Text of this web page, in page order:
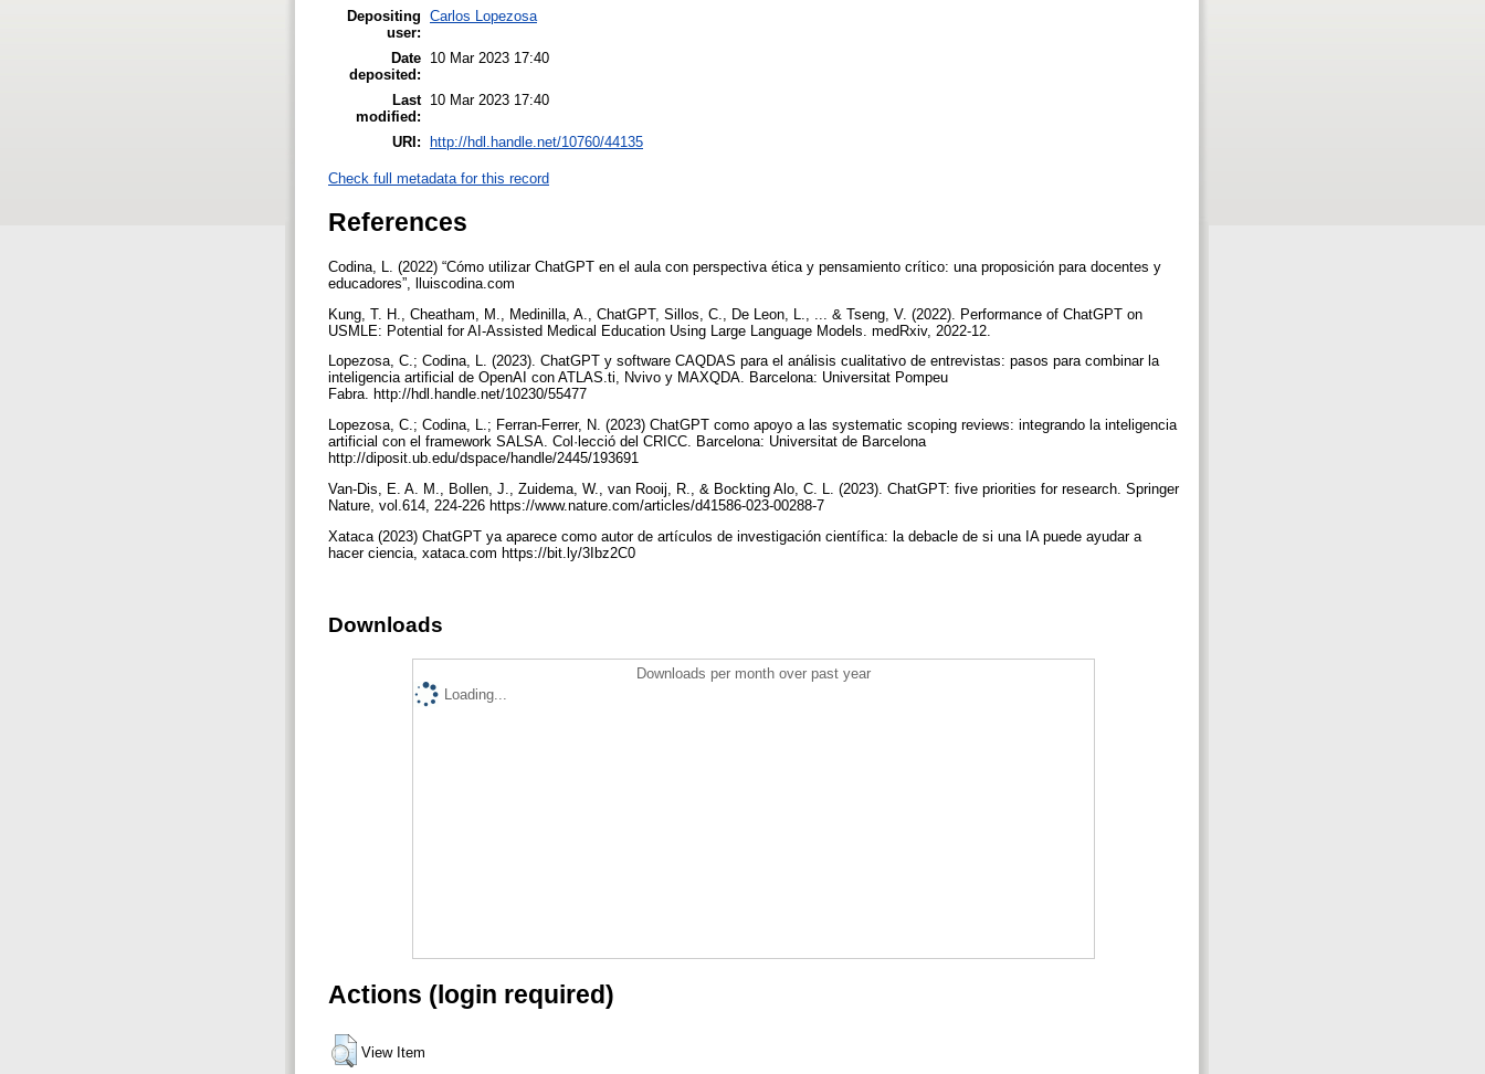
Depositing
user:
Carlos Lopezosa
Date
deposited:
10 Mar 2023 17:40
Last
modified:
10 Mar 2023 17:40
URI: http://hdl.handle.net/10760/44135
Check full metadata for this record
References
Codina, L. (2022) “Cómo utilizar ChatGPT en el aula con perspectiva ética y pensamiento crítico: una proposición para docentes y
educadores”, lluiscodina.com
Kung, T. H., Cheatham, M., Medinilla, A., ChatGPT, Sillos, C., De Leon, L., ... & Tseng, V. (2022). Performance of ChatGPT on
USMLE: Potential for AI-Assisted Medical Education Using Large Language Models. medRxiv, 2022-12.
Lopezosa, C.; Codina, L. (2023). ChatGPT y software CAQDAS para el análisis cualitativo de entrevistas: pasos para combinar la
inteligencia artificial de OpenAI con ATLAS.ti, Nvivo y MAXQDA. Barcelona: Universitat Pompeu
Fabra. http://hdl.handle.net/10230/55477
Lopezosa, C.; Codina, L.; Ferran-Ferrer, N. (2023) ChatGPT como apoyo a las systematic scoping reviews: integrando la inteligencia
artificial con el framework SALSA. Col·lecció del CRICC. Barcelona: Universitat de Barcelona
http://diposit.ub.edu/dspace/handle/2445/193691
Van-Dis, E. A. M., Bollen, J., Zuidema, W., van Rooij, R., & Bockting Alo, C. L. (2023). ChatGPT: five priorities for research. Springer
Nature, vol.614, 224-226 https://www.nature.com/articles/d41586-023-00288-7
Xataca (2023) ChatGPT ya aparece como autor de artículos de investigación científica: la debacle de si una IA puede ayudar a
hacer ciencia, xataca.com https://bit.ly/3Ibz2C0
Downloads
Downloads per month over past year
Loading...
Actions (login required)
View Item